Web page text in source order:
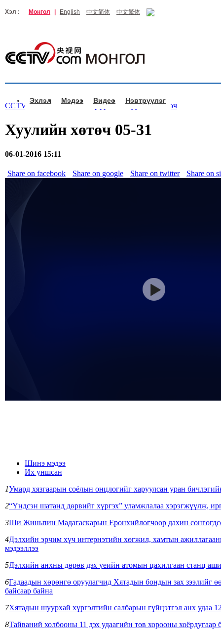
Хэл : Монгол English 中文简体 中文繁体
Эхлэл Мэдээ Видео Нэвтрүүлэг
CCTV.com Монгол > Нэвтрүүлэг >Хуулийн хөтөч
Хуулийн хөтөч 05-31
06-01-2016 15:11
Share on facebook Share on google Share on twitter Share on
Шинэ мэдээ
Их уншсан
1Умард хязгаарын соёлын онцлогийг харуулсан уран
2“Үндсэн шатанд дөрвийг хүргэх” уламжлалаа хэрэгжүүлж,
3Ши Жиньпин Мадагаскарын Ерөнхийлөгчөөр дахин
4Дэлхийн эрчим хүч интернэтийн хөгжил, хамтын
мэдээллээ
5Дэлхийн анхны дөрөв дэх үеийн атомын цахилгаан станц
6Гадаадын хөрөнгө оруулагчид Хятадын бондын зах зээлийг
байсаар байна
7Хятадын шуурхай хүргэлтийн салбарын гүйцэтгэл анх удаа
8Тайваний холбооны 11 дэх удаагийн төв хорооны хоёрдугаар